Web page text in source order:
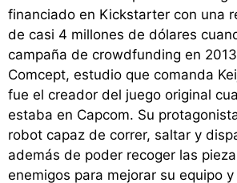
financiado en Kickstarter con una
de casi 4 millones de dólares
campaña de crowdfunding en
Comcept, estudio que comanda
fue el creador del juego original
estaba en Capcom. Su
robot capaz de correr, saltar y
además de poder recoger las
enemigos para mejorar su equipo